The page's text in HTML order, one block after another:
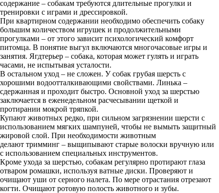
содержание – собакам требуются длительные прогулки и
тренировки с играми и дрессировкой.
При квартирном содержании необходимо обеспечить собаку
большим количеством игрушек и продолжительными
прогулками – от этого зависит психологический комфорт
питомца. В понятие выгул включаются многочасовые игры и
занятия. Ягдтерьер – собака, которая может гулять и играть
часами, не испытывая усталости.
В остальном уход – не сложен. У собак грубая шерсть с
хорошими водоотталкивающими свойствами. Линька –
сдержанная и проходит быстро. Основной уход за шерстью
заключается в еженедельном расчесывании щеткой и
протирании мокрой тряпкой.
Купают животных редко, при сильном загрязнении шерсти с
использованием мягких шампуней, чтобы не вымыть защитный
жировой слой. При необходимости животным
делают тримминг – выщипывают старые волоски вручную или
с использованием специальных инструментов.
Кроме ухода за шерстью, собакам регулярно протирают глаза
отваром ромашки, используя ватные диски. Проверяют и
очищают уши от серного налета. По мере отрастания отрезают
когти. Очищают ротовую полость животного и зубы.